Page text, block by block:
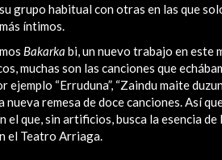
grupo habitual con otras en las que
íntimos.
Bakarka bi, un nuevo trabajo en este
muchas son las canciones que
“Erruduna”, “Zaindu maite
remesa de doce canciones. Así
que, sin artificios, busca la esencia de
el Teatro Arriaga.